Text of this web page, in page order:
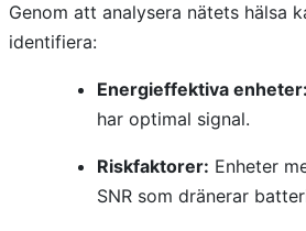
Genom att analysera nätets hälsa
identifiera:
Energieffektiva enheter:
har optimal signal.
Riskfaktorer: Enheter
SNR som dränerar